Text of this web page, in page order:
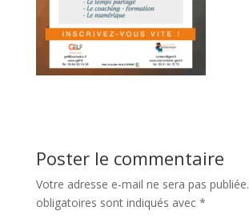
Poster le commentaire
Votre adresse e-mail ne sera pas publiée.
obligatoires sont indiqués avec *